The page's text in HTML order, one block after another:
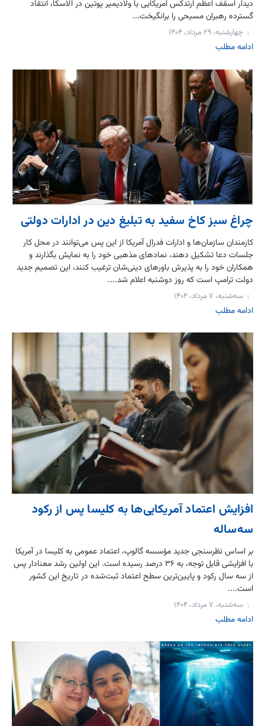
دیدار اسقف اعظم ارتدکس آمریکایی با ولادیمیر پوتین در آلاسکا، انتقاد
گسترده رهبران مسیحی را برانگیخت...
چهارشنبه، ۲۹ مرداد، ۱۴۰۴
ادامه مطلب
چراغ سبز کاخ سفید به تبلیغ دین در ادارات دولتی
کارمندان سازمان‌ها و ادارات فدرال آمریکا از این پس می‌توانند در محل کار
جلسات دعا تشکیل دهند، نمادهای مذهبی خود را به نمایش بگذارند و
همکاران خود را به پذیرش باورهای دینی‌شان ترغیب کنند، این تصمیم جدید
دولت ترامپ است که روز دوشنبه اعلام شد....
سه‌شنبه، ۷ مرداد، ۱۴۰۴
ادامه مطلب
افزایش اعتماد آمریکایی‌ها به کلیسا پس از رکود
سه‌ساله
بر اساس نظرسنجی جدید مؤسسه گالوپ، اعتماد عمومی به کلیسا در آمریکا
با افزایشی قابل توجه، به ۳۶ درصد رسیده است. این اولین رشد معنادار پس
از سه سال رکود و پایین‌ترین سطح اعتماد ثبت‌شده در تاریخ این کشور
است....
سه‌شنبه، ۷ مرداد، ۱۴۰۴
ادامه مطلب